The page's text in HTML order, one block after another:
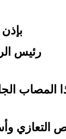
بإذن
رئيس
المصاب
التعازي